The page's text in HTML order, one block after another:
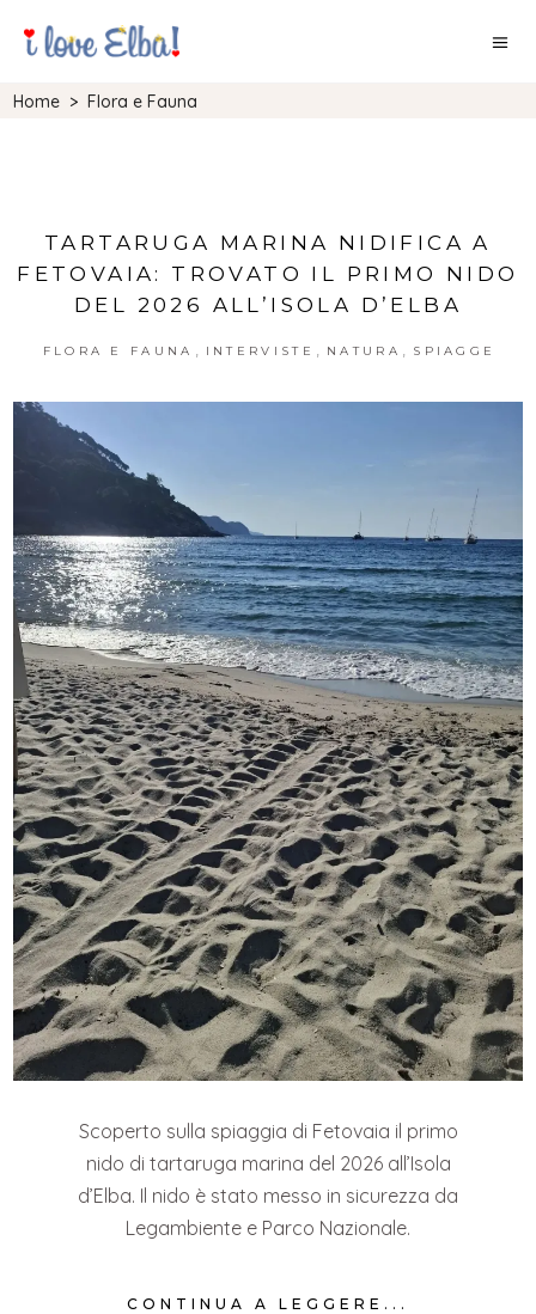
Home >Flora e Fauna
TARTARUGA MARINA NIDIFICA A
FETOVAIA: TROVATO IL PRIMO NIDO
DEL 2026 ALL’ISOLA D’ELBA
FLORA E FAUNA , INTERVISTE , NATURA , SPIAGGE
Scoperto sulla spiaggia di Fetovaia il primo
nido di tartaruga marina del 2026 all’Isola
d’Elba. Il nido è stato messo in sicurezza da
Legambiente e Parco Nazionale.
CONTINUA A LEGGERE...